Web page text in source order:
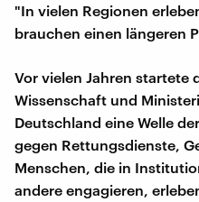
"In vielen Regionen
brauchen einen längeren
Vor vielen Jahren startete
Wissenschaft und
Deutschland eine Welle
gegen Rettungsdienste,
Menschen, die in
andere engagieren,